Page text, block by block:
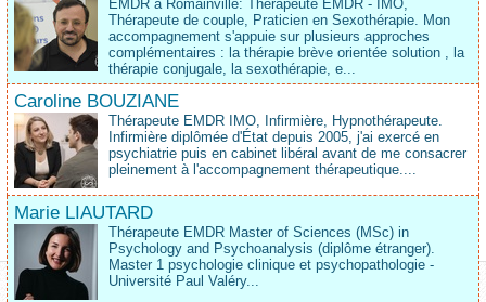
EMDR à Romainville: Thérapeute EMDR - IMO,
Thérapeute de couple, Praticien en Sexothérapie. Mon
accompagnement s'appuie sur plusieurs approches
complémentaires : la thérapie brève orientée solution , la
thérapie conjugale, la sexothérapie, e...
Caroline BOUZIANE
Thérapeute EMDR IMO, Infirmière, Hypnothérapeute.
Infirmière diplômée d'État depuis 2005, j'ai exercé en
psychiatrie puis en cabinet libéral avant de me consacrer
pleinement à l'accompagnement thérapeutique....
Marie LIAUTARD
Thérapeute EMDR Master of Sciences (MSc) in
Psychology and Psychoanalysis (diplôme étranger).
Master 1 psychologie clinique et psychopathologie -
Université Paul Valéry...